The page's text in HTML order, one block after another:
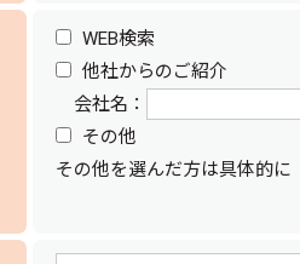
WEB検索
他社からのご紹介
会社名：
その他
その他を選んだ方は具体的に